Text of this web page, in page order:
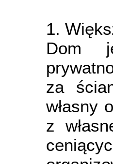
1.
Dom
za
własny
z